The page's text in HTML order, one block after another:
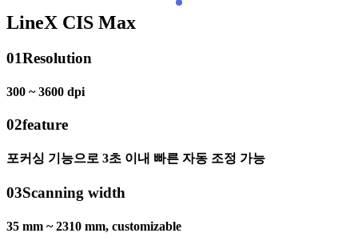
LineX CIS Max
01Resolution
300 ~ 3600 dpi
02feature
포커싱 기능으로 3초 이내 빠른 자동 조정 가능
03Scanning width
35 mm ~ 2310 mm, customizable